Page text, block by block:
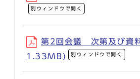
別ウィンドウで開く
第2回会議 次第及び資
1.33MB)
別ウィンドウで開く